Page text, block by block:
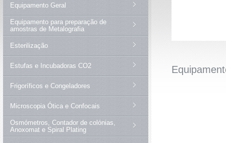
Equipamento Geral
Equipamento para preparação de
amostras de Metalografia
Esterilização
Estufas e Incubadoras CO2
Frigoríficos e Congeladores
Microscopia Ótica e Confocais
Osmómetros, Contador de colónias,
Anoxomat e Spiral Plating